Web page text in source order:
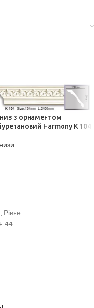
з орнаментом
Harmony K 104
Рівне
44